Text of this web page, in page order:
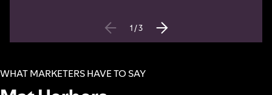
1 /3
WHAT MARKETERS HAVE TO SAY